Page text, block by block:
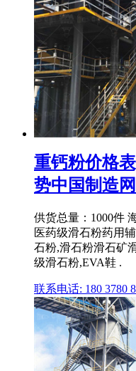
重钙粉价格
势中国制造
供货总量：1000件
医药级滑石粉药用
石粉,滑石粉滑石矿
级滑石粉,EVA鞋 .
联系电话: 180 3780